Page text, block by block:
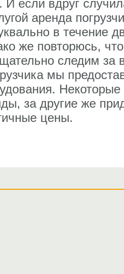
И если вдруг
аренда
в течение
же повторюсь,
следим за
мы
за другие же
цены.